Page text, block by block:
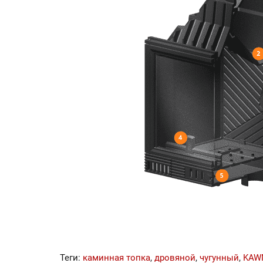
Теги: каминная топка, дровяной, чугунный,